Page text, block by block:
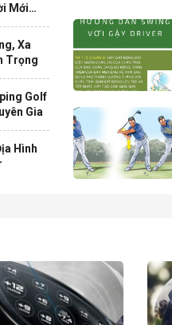
Mới
Xa
Trọng
Golf
Gia
Hình